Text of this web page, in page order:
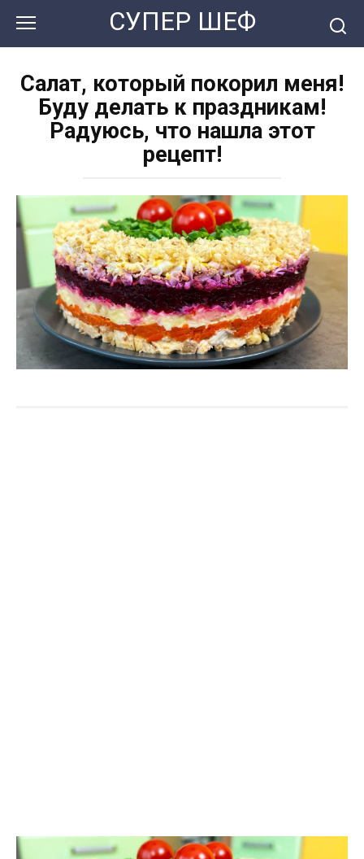
контенту
СУПЕР ШЕФ
Салат, который покорил меня!
Буду делать к праздникам!
Радуюсь, что нашла этот
рецепт!